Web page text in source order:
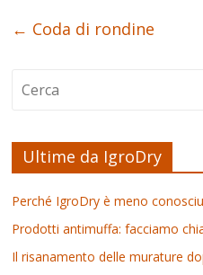
← Coda di rondine
Ultime da IgroDry
Perché IgroDry è meno
Prodotti antimuffa: facciamo
Il risanamento delle murature